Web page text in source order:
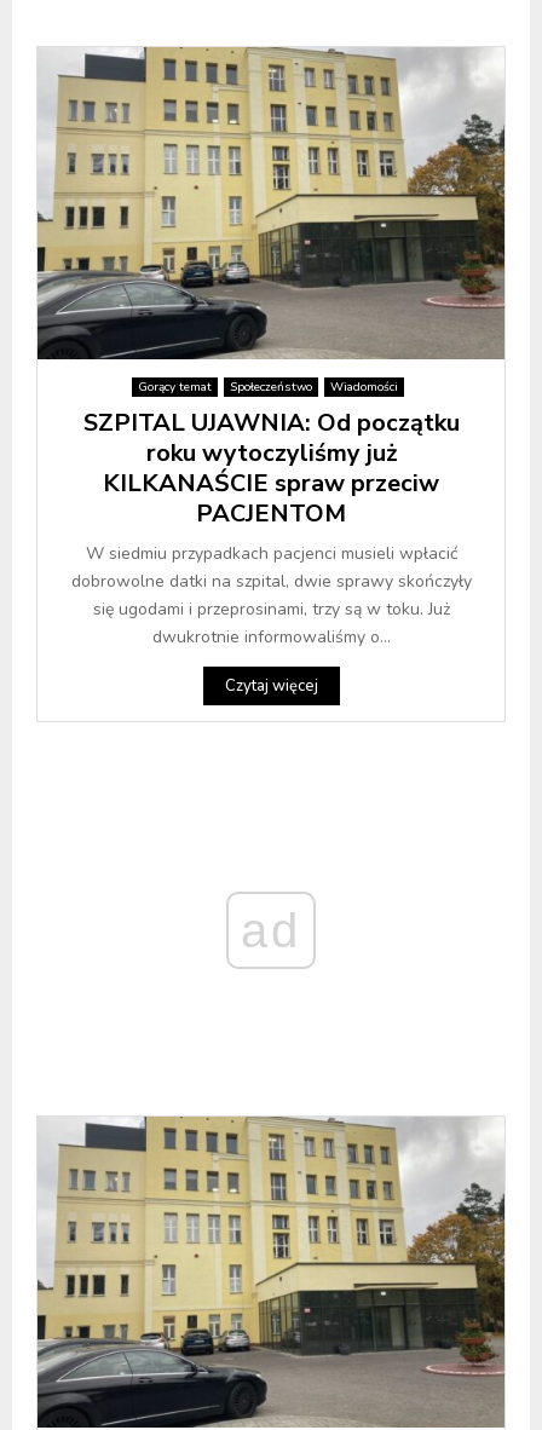
Gorący temat Społeczeństwo Wiadomości
SZPITAL UJAWNIA: Od początku
roku wytoczyliśmy już
KILKANAŚCIE spraw przeciw
PACJENTOM
W siedmiu przypadkach pacjenci musieli wpłacić
dobrowolne datki na szpital, dwie sprawy skończyły
się ugodami i przeprosinami, trzy są w toku. Już
dwukrotnie informowaliśmy o...
Czytaj więcej
ad